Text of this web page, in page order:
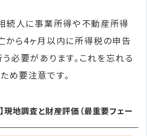
続人に事業所得や不動産所得
から4ヶ月以内に所得税の申告
う必要があります。これを忘れる
め要注意です。
現地調査と財産評価（最重要フェー